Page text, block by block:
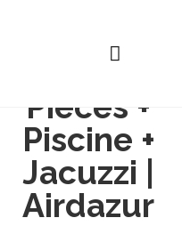
Rez De
Villa 2
Pièces +
Piscine +
Jacuzzi |
Airdazur